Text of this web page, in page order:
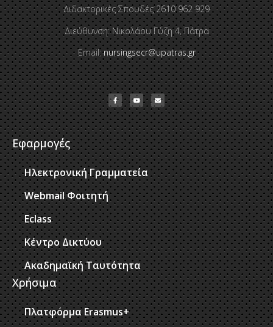
Διδακτορικές Σπουδές 2610 962 929
Διεύθυνση: Νικολάου Γύζη 4, Πάτρα
Email:nursingsecr@upatras.gr
Εφαρμογές
Ηλεκτρονική Γραμματεία
Webmail Φοιτητή
Eclass
Κέντρο Δικτύου
Ακαδημαϊκή Ταυτότητα
Χρήσιμα
Πλατφόρμα Erasmus+